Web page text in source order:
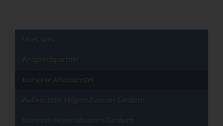
Über uns
Ansprechpartner
Kursorte Altomünster
Außenstelle Hilgertshausen-Tandern
Kursorte Hilgertshausen-Tandern